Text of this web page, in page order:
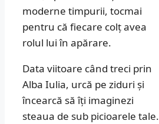
moderne timpurii, tocmai
pentru că fiecare colț avea
rolul lui în apărare.
Data viitoare când treci prin
Alba Iulia, urcă pe ziduri și
încearcă să îți imaginezi
steaua de sub picioarele tale.